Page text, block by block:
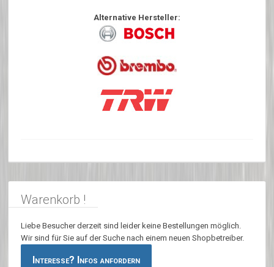
Alternative Hersteller:
Warenkorb !
Liebe Besucher derzeit sind leider keine Bestellungen möglich.
Wir sind für Sie auf der Suche nach einem neuen Shopbetreiber.
Interesse? Infos anfordern